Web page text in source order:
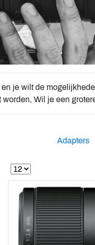
je wilt de
Wil je een
Adapters